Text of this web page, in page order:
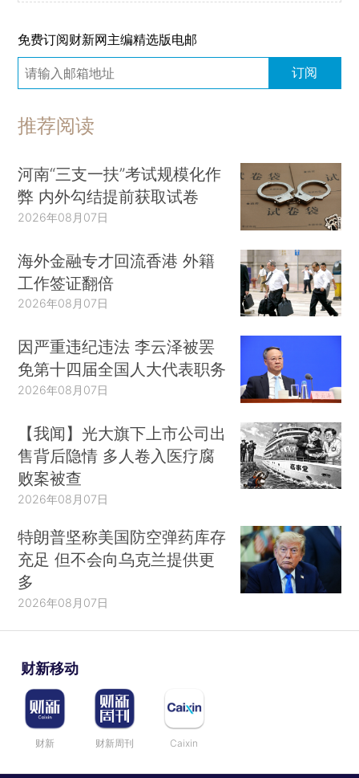
免费订阅财新网主编精选版电邮
订阅
推荐阅读
河南“三支一扶”考试规模化作
弊 内外勾结提前获取试卷
2026年08月07日
海外金融专才回流香港 外籍
工作签证翻倍
2026年08月07日
因严重违纪违法 李云泽被罢
免第十四届全国人大代表职务
2026年08月07日
【我闻】光大旗下上市公司出
售背后隐情 多人卷入医疗腐
败案被查
2026年08月07日
特朗普坚称美国防空弹药库存
充足 但不会向乌克兰提供更
多
2026年08月07日
财新移动
财新 财新周刊 Caixin